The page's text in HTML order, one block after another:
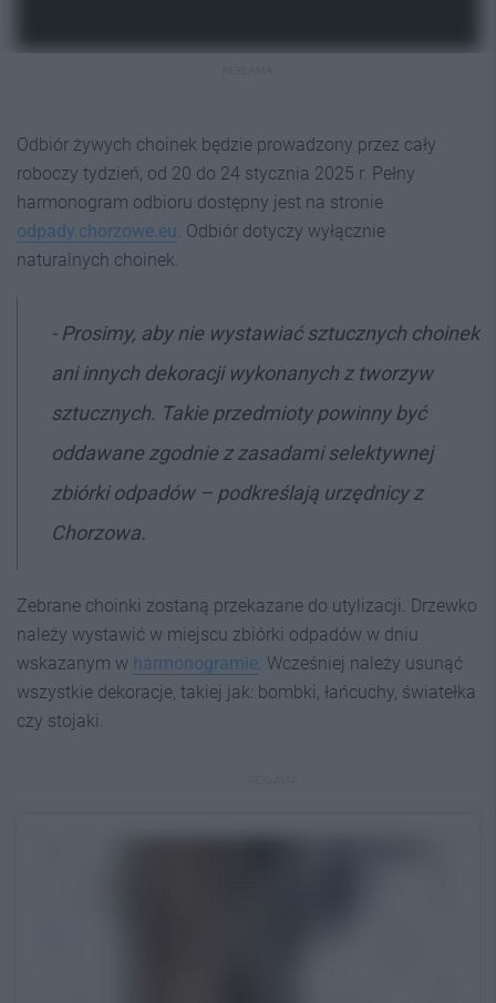
Odbiór żywych choinek będzie prowadzony przez cały
roboczy tydzień, od 20 do 24 stycznia 2025 r. Pełny
harmonogram odbioru dostępny jest na stronie
odpady.chorzowe.eu . Odbiór dotyczy wyłącznie
naturalnych choinek.
- Prosimy, aby nie wystawiać sztucznych choinek
ani innych dekoracji wykonanych z tworzyw
sztucznych. Takie przedmioty powinny być
oddawane zgodnie z zasadami selektywnej
zbiórki odpadów – podkreślają urzędnicy z
Chorzowa.
Zebrane choinki zostaną przekazane do utylizacji. Drzewko
należy wystawić w miejscu zbiórki odpadów w dniu
wskazanym w harmonogramie . Wcześniej należy usunąć
wszystkie dekoracje, takiej jak: bombki, łańcuchy, światełka
czy stojaki.